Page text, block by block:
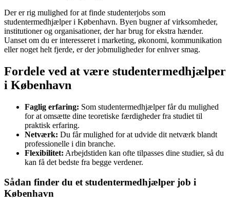
Der er rig mulighed for at finde studenterjobs som
studentermedhjælper i København. Byen bugner af virksomheder,
institutioner og organisationer, der har brug for ekstra hænder.
Uanset om du er interesseret i marketing, økonomi, kommunikation
eller noget helt fjerde, er der jobmuligheder for enhver smag.
Fordele ved at være studentermedhjælper
i København
Faglig erfaring: Som studentermedhjælper får du mulighed
for at omsætte dine teoretiske færdigheder fra studiet til
praktisk erfaring.
Netværk: Du får mulighed for at udvide dit netværk blandt
professionelle i din branche.
Flexibilitet: Arbejdstiden kan ofte tilpasses dine studier, så du
kan få det bedste fra begge verdener.
Sådan finder du et studentermedhjælper job i
København